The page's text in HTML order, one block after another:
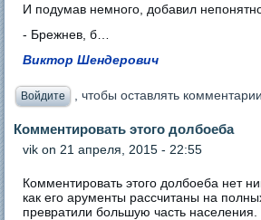
И подумав немного, добавил
- Брежнев, б…
Виктор Шендерович
Войдите , чтобы оставлять комментарии
Комментировать этого долбоеба
vik on 21 апреля, 2015 - 22:55
Комментировать этого долбоеба нет
как его арументы рассчитаны на
превратили большую часть населения.